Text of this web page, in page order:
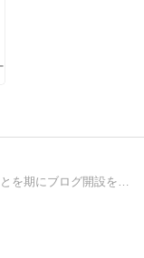
「あなたは糖尿病です！」と宣告されたことを期にブログ開設を決意！ 世界遺産の麓で老犬と糖尿病と向き合うおじさんの記録です。 他にも田舎暮らしの体験談や趣味のこ…